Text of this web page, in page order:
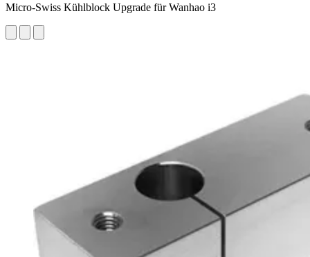
Micro-Swiss Kühlblock Upgrade für Wanhao i3